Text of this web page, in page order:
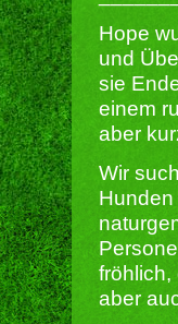
Hope
und
sie
einem
aber
Wir
fröhlich,
aber